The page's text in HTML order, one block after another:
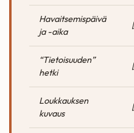
Havaitsemispäivä
ja -aika
“Tietoisuuden”
hetki
Loukkauksen
kuvaus